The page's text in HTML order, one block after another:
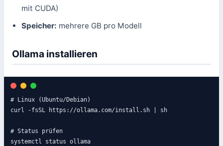
mit CUDA)
Speicher: mehrere GB pro Modell
Ollama installieren
# Linux (Ubuntu/Debian)
curl -fsSL https://ollama.com/install.sh | sh
# Status prüfen
systemctl status ollama